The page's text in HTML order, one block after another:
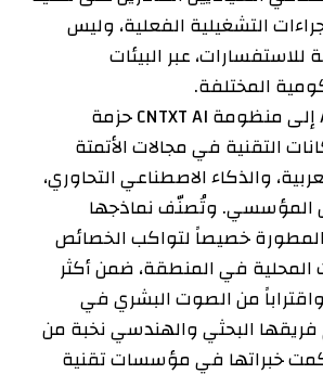
التشغيلية الفعلية، وليس
للاستفسارات، عبر البيئات
المختلفة.
وتضيف Actualize إلى منظومة CNTXT AI حزمة
التقنية في مجالات الأتمتة
والذكاء الاصطناعي التحاوري،
المؤسسي. وتُصنّف نماذجها
المطورة خصيصاً لتواكب الخصائص
المحلية في المنطقة، ضمن أكثر
من الصوت البشري في
البحثي والهندسي نخبة من
خبراتها في مؤسسات تقنية